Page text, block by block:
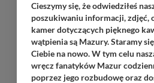
Cieszymy się, że odwiedziłeś
poszukiwaniu informacji, zdjęć,
kamer dotyczących pięknego
wątpienia są Mazury. Staramy
Ciebie na nowo. W tym celu
wręcz fanatyków Mazur
poprzez jego rozbudowę oraz